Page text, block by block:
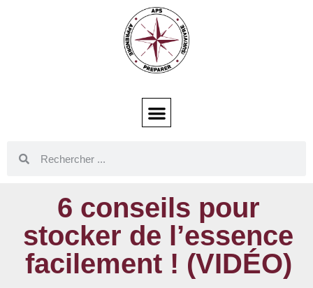
6 conseils pour
stocker de l’essence
facilement ! (VIDÉO)